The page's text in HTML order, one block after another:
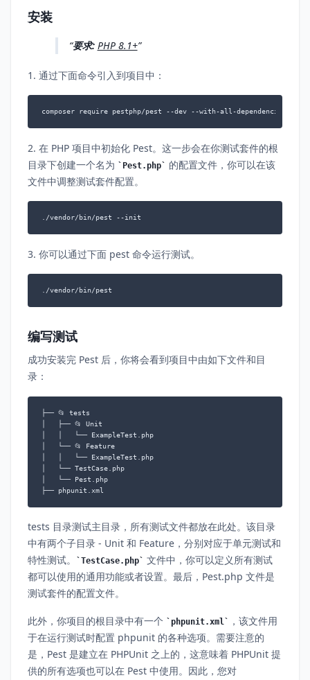
安装
要求: PHP 8.1+
1. 通过下面命令引入到项目中：
composer require pestphp/pest --dev --with-all-dependencies
2. 在 PHP 项目中初始化 Pest。这一步会在你测试套件的根
目录下创建一个名为
Pest.php
的配置文件，你可以在该
文件中调整测试套件配置。
./vendor/bin/pest --init
3. 你可以通过下面 pest 命令运行测试。
./vendor/bin/pest
编写测试
成功安装完 Pest 后，你将会看到项目中由如下文件和目
录：
├── 📂 tests
│   ├── 📂 Unit
│   │   └── ExampleTest.php
│   └── 📂 Feature
│   │   └── ExampleTest.php
│   └── TestCase.php
│   └── Pest.php
├── phpunit.xml
tests 目录测试主目录，所有测试文件都放在此处。该目录
中有两个子目录 - Unit 和 Feature，分别对应于单元测试和
特性测试。
TestCase.php
文件中，你可以定义所有测试
都可以使用的通用功能或者设置。最后，Pest.php 文件是
测试套件的配置文件。
此外，你项目的根目录中有一个 phpunit.xml
，该文件用
于在运行测试时配置 phpunit 的各种选项。需要注意的
是，Pest 是建立在 PHPUnit 之上的，这意味着 PHPUnit 提
供的所有选项也可以在 Pest 中使用。因此，您对